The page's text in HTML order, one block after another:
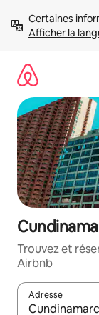
directement
Afficher la
Trouvez et
Airbnb
Adresse
Lorsque les